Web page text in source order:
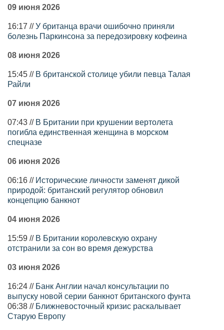
09 июня 2026
16:17 //У британца врачи ошибочно приняли
болезнь Паркинсона за передозировку кофеина
08 июня 2026
15:45 // В британской столице убили певца Талая
Райли
07 июня 2026
07:43 // В Британии при крушении вертолета
погибла единственная женщина в морском
спецназе
06 июня 2026
06:16 // Исторические личности заменят дикой
природой: британский регулятор обновил
концепцию банкнот
04 июня 2026
15:59 // В Британии королевскую охрану
отстранили за сон во время дежурства
03 июня 2026
16:24 // Банк Англии начал консультации по
выпуску новой серии банкнот британского фунта
06:38 // Ближневосточный кризис раскалывает
Старую Европу